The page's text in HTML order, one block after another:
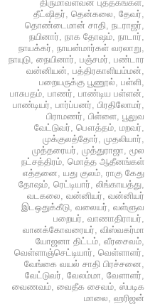
திருமாவளவன் புத்தகங்கள்,
தீட்ஷிதர், தென்கலை, தேவர்,
தொண்டைமான் சாதி, நடராஜர்,
நயினார், நாக தோஷம், நாடார்,
நாயக்கர், நாயன்மார்கள் வரலாறு,
நாயுடு, நையினார், பஞ்சமர், பண்டார
வன்னியன், பத்திரகாளியம்மன்,
பறையருக்கு பூணூல், பள்ளி,
பாசுபதம், பாணர், பாண்டிய பள்ளன்,
பாண்டியர், பார்ப்பனர், பிரதிலோமர்,
பிராமணர், பிள்ளை, பூலுவ
வேட்டுவர், பௌத்தம், மறவர்,
முக்குலத்தோர், முதலியார்,
முத்தரையர், முத்துராஜா, மூல
நட்சத்திரம், மொத்த ஆதீனங்கள்
எத்தனை, யது குலம், ராகு கேது
தோஷம், ரெட்டியார், லிங்காயத்து,
வடகலை, வன்னியர், வன்னியர்
இடஒதுக்கீடு, வலையர், வள்ளுவ
பறையர், வாணாதிராயர்,
வானக்கோவரையர், விஸ்வகர்மா
யோஜனா திட்டம், வீரசைவம்,
வெள்ளாஞ்செட்டியார், வெள்ளாளர்,
வேங்கை வயல் சாதி பிரச்சனை,
வேட்டுவர், வேலம்மா, வேளாளர்,
வைணவம், வைதீக சைவம், ஸ்படிக
மாலை, ஹரிஜன்